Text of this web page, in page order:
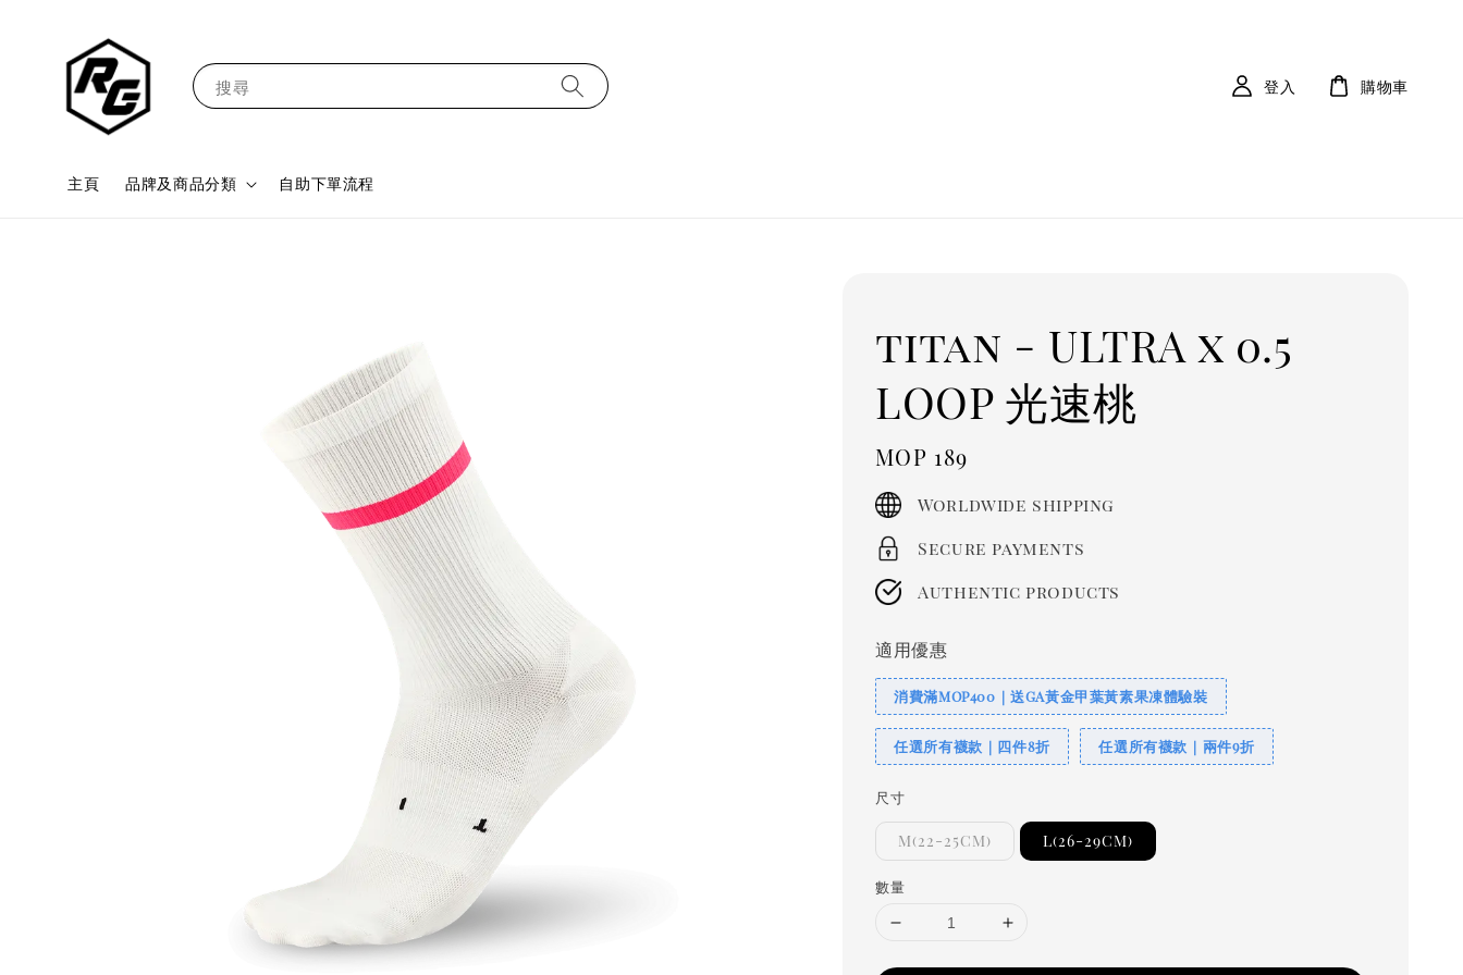
搜尋
主頁 品牌及商品分類 自助下單流程
登入 購物車
titan - ULTRA x 0.5
LOOP 光速桃
Regular
price
MOP 189
Worldwide shipping
Secure payments
Authentic products
適用優惠
消費滿MOP400｜送GA黃金甲葉黃素果凍體驗裝
任選所有襪款｜四件8折 任選所有襪款｜兩件9折
尺寸
M(22-25CM) L(26-29CM)
數量